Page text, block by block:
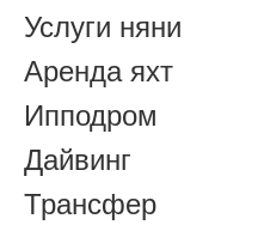
Услуги няни
Аренда яхт
Ипподром
Дайвинг
Трансфер